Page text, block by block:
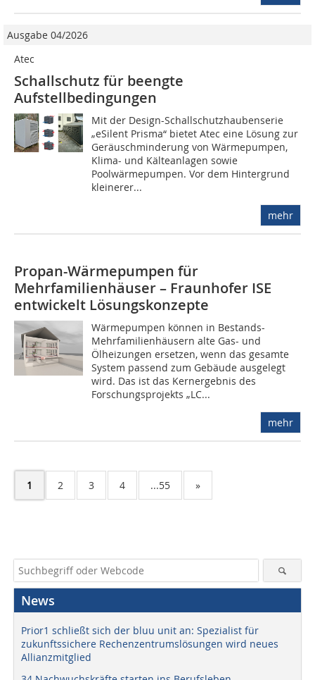
Ausgabe 04/2026
Atec
Schallschutz für beengte
Aufstellbedingungen
Mit der Design-Schallschutzhaubenserie
„eSilent Prisma“ bietet Atec eine Lösung zur
Geräuschminderung von Wärmepumpen,
Klima- und Kälteanlagen sowie
Poolwärmepumpen. Vor dem Hintergrund
kleinerer...
mehr
Propan-Wärmepumpen für
Mehrfamilienhäuser – Fraunhofer ISE
entwickelt Lösungskonzepte
Wärmepumpen können in Bestands-
Mehrfamilienhäusern alte Gas- und
Ölheizungen ersetzen, wenn das gesamte
System passend zum Gebäude ausgelegt
wird. Das ist das Kernergebnis des
Forschungsprojekts „LC...
mehr
1 2 3 4 ...55 »
News
Prior1 schließt sich der bluu unit an: Spezialist für
zukunftssichere Rechenzentrumslösungen wird neues
Allianzmitglied